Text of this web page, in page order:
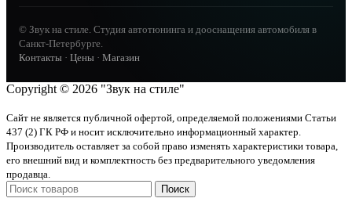
© Звук на стиле. Студия автотюнинга и дооснащения автомобиля в
Санкт-Петербурге.
Контакты · Цены · Магазин
Copyright © 2026 "Звук на стиле"
Сайт не является публичной офертой, определяемой положениями Статьи
437 (2) ГК РФ и носит исключительно информационный характер.
Производитель оставляет за собой право изменять характеристики товара,
его внешний вид и комплектность без предварительного уведомления
продавца.
Поиск